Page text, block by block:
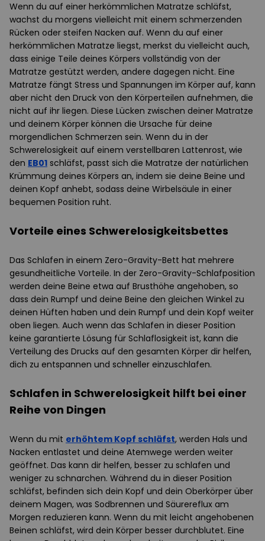
Wenn du auf einer herkömmlichen Matratze schläfst,
wachst du morgens vielleicht mit einem schmerzenden
Rücken oder steifen Nacken auf. Wenn du auf einer
herkömmlichen Matratze liegst, merkst du vielleicht auch,
dass einige Teile deines Körpers vollständig von der
Matratze gestützt werden, andere dagegen nicht. Eine
Matratze fängt Stress und Spannungen im Körper auf, kann
aber nicht den Druck von den Körperteilen aufnehmen, die
nicht auf ihr liegen. Diese Lücken zwischen deiner Matratze
und deinem Körper können die Ursache für deine
morgendlichen Schmerzen sein. Wenn du in der
Schwerelosigkeit auf einem verstellbaren Lattenrost, wie
den EB01 schläfst, passt sich die Matratze der natürlichen
Krümmung deines Körpers an, indem sie deine Beine und
deinen Kopf anhebt, sodass deine Wirbelsäule in einer
bequemen Position ruht.
Vorteile eines Schwerelosigkeitsbettes
Das Schlafen in einem Zero-Gravity-Bett hat mehrere
gesundheitliche Vorteile. In der Zero-Gravity-Schlafposition
werden deine Beine etwa auf Brusthöhe angehoben, so
dass dein Rumpf und deine Beine den gleichen Winkel zu
deinen Hüften haben und dein Rumpf und dein Kopf weiter
oben liegen. Auch wenn das Schlafen in dieser Position
keine garantierte Lösung für Schlaflosigkeit ist, kann die
Verteilung des Drucks auf den gesamten Körper dir helfen,
dich zu entspannen und schneller einzuschlafen.
Schlafen in Schwerelosigkeit hilft bei einer
Reihe von Dingen
Wenn du mit erhöhtem Kopf schläfst, werden Hals und
Nacken entlastet und deine Atemwege werden weiter
geöffnet. Das kann dir helfen, besser zu schlafen und
weniger zu schnarchen. Während du in dieser Position
schläfst, befinden sich dein Kopf und dein Oberkörper über
deinem Magen, was Sodbrennen und Säurereflux am
Morgen reduzieren kann. Wenn du mit leicht angehobenen
Beinen schläfst, wird dein Körper besser durchblutet. Eine